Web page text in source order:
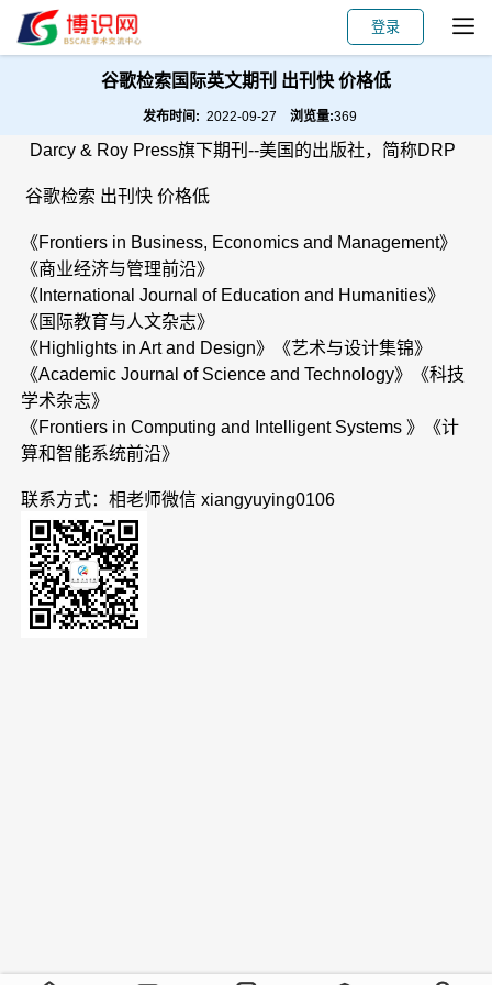
登录
谷歌检索国际英文期刊 出刊快 价格低
发布时间: 2022-09-27 浏览量:369
Darcy & Roy Press旗下期刊--美国的出版社，简称DRP
谷歌检索 出刊快 价格低
《Frontiers in Business, Economics and Management》
《商业经济与管理前沿》
《International Journal of Education and Humanities》
《国际教育与人文杂志》
《Highlights in Art and Design》《艺术与设计集锦》
《Academic Journal of Science and Technology》《科技
学术杂志》
《Frontiers in Computing and Intelligent Systems 》《计
算和智能系统前沿》
联系方式：相老师微信 xiangyuying0106